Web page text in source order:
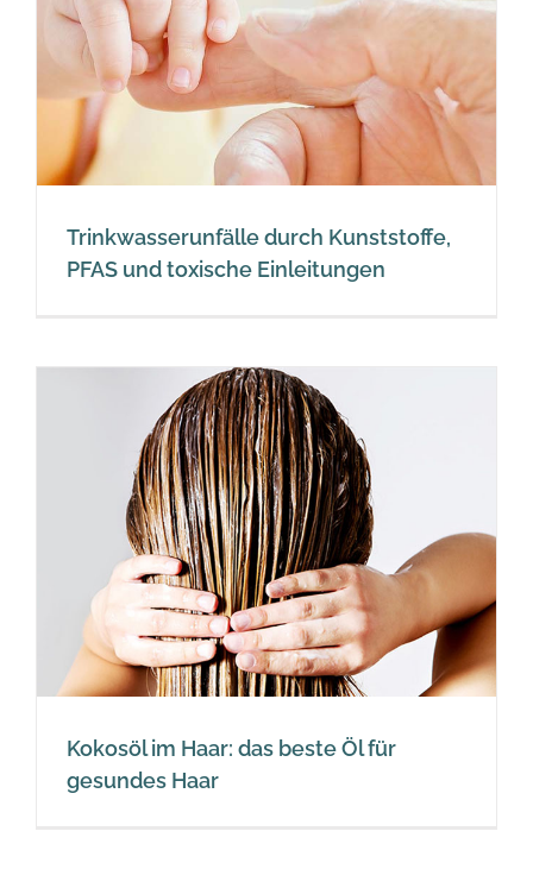
Trinkwasserunfälle durch Kunststoffe,
PFAS und toxische Einleitungen
Kokosöl im Haar: das beste Öl für
gesundes Haar